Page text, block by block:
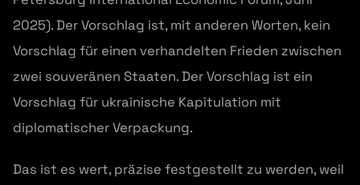
2025). Der Vorschlag ist, mit anderen Worten, kein
Vorschlag für einen verhandelten Frieden zwischen
zwei souveränen Staaten. Der Vorschlag ist ein
Vorschlag für ukrainische Kapitulation mit
diplomatischer Verpackung.
Das ist es wert, präzise festgestellt zu werden, weil